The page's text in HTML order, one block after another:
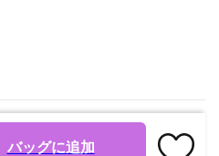
バッグに追加